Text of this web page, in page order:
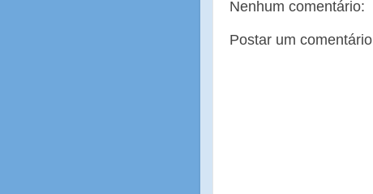
Nenhum comentário:
Postar um comentário